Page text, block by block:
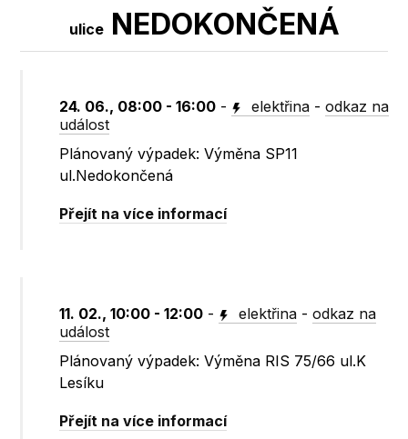
uliceNEDOKONČENÁ
24. 06., 08:00 - 16:00 - elektřina -odkaz na
událost
Plánovaný výpadek: Výměna SP11
ul.Nedokončená
Přejít na více informací
11. 02., 10:00 - 12:00 - elektřina -odkaz na
událost
Plánovaný výpadek: Výměna RIS 75/66 ul.K
Lesíku
Přejít na více informací